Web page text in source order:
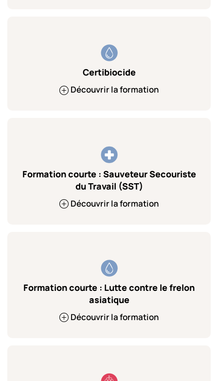
Certibiocide
Découvrir la formation
Formation courte : Sauveteur Secouriste
du Travail (SST)
Découvrir la formation
Formation courte : Lutte contre le frelon
asiatique
Découvrir la formation